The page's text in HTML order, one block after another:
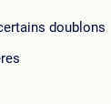
doublons